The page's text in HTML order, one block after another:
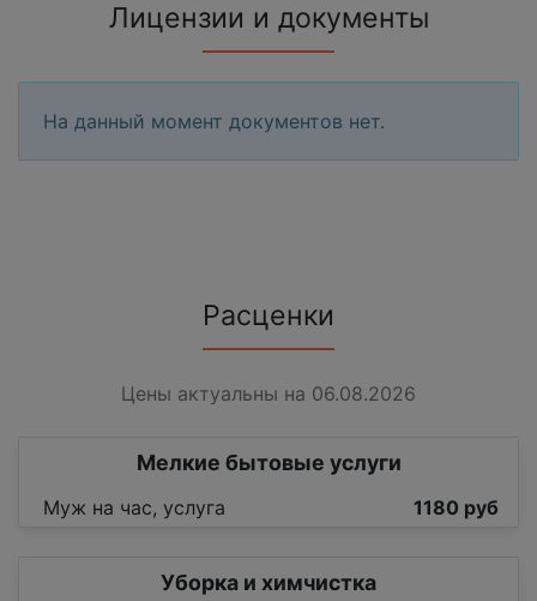
Лицензии и документы
На данный момент документов нет.
Расценки
Цены актуальны на 06.08.2026
Мелкие бытовые услуги
Муж на час, услуга 1180 руб
Уборка и химчистка